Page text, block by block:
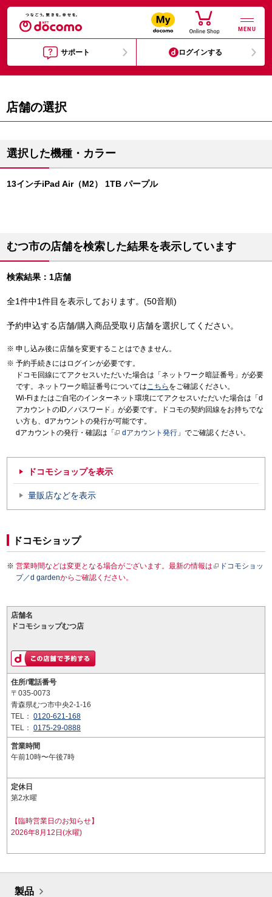
MENU
サポート ログインする
店舗の選択
選択した機種・カラー
13インチiPad Air（M2） 1TB パープル
むつ市の店舗を検索した結果を表示しています
検索結果：1店舗
全1件中1件目を表示しております。(50音順)
予約申込する店舗/購入商品受取り店舗を選択してください。
申し込み後に店舗を変更することはできません。
予約手続きにはログインが必要です。
ドコモ回線にてアクセスいただいた場合は「ネットワーク暗証番号」が必要
です。ネットワーク暗証番号についてはこちら をご確認ください。
Wi-Fiまたはご自宅のインターネット環境にてアクセスいただいた場合は「d
アカウントのID／パスワード」が必要です。ドコモの契約回線をお持ちでな
い方も、dアカウントの発行が可能です。
dアカウントの発行・確認は「
dアカウント発行 」でご確認ください。
ドコモショップを表示
量販店などを表示
ドコモショップ
営業時間などは変更となる場合がございます。最新の情報は
ドコモショッ
プ／d gardenからご確認ください。
店舗名
ドコモショップむつ店
住所/電話番号
〒035-0073
青森県むつ市中央2-1-16
TEL： 0120-621-168
TEL： 0175-29-0888
営業時間
午前10時〜午後7時
定休日
第2水曜
【臨時営業日のお知らせ】
2026年8月12日(水曜)
製品